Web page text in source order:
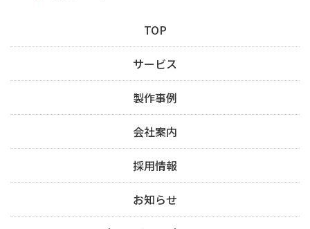
TOP
サービス
製作事例
会社案内
採用情報
お知らせ